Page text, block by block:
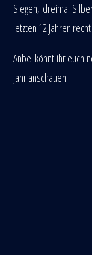
Siegen, dreimal
letzten 12 Jahren
Anbei könnt ihr euch
Jahr anschauen.